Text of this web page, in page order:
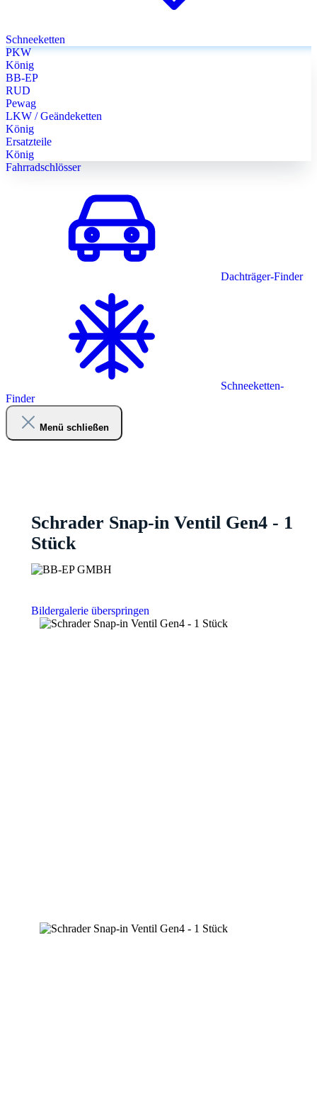
Schneeketten
PKW
König
BB-EP
RUD
Pewag
LKW / Geändeketten
König
Ersatzteile
König
Fahrradschlösser
Dachträger-Finder
Schneeketten-
Finder
Menü schließen
Schrader Snap-in Ventil Gen4 - 1
Stück
Bildergalerie überspringen